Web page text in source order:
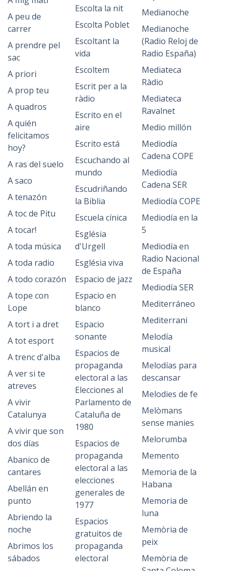
A peu de
carrer
A prendre pel
sac
A priori
A prop teu
A quadros
A quién
felicitamos
hoy?
A ras del suelo
A saco
A tenazón
A toc de Pitu
A tocar!
A toda música
A toda radio
A todo corazón
A tope con
Lope
A tort i a dret
A tot esport
A trenc d'alba
A ver si te
atreves
A vivir
Catalunya
A vivir que son
dos días
Abanico de
cantares
Abellán en
punto
Abriendo la
noche
Abrimos los
sábados
Escolta la nit
Escolta Poblet
Escoltant la
vida
Escoltem
Escrit per a la
ràdio
Escrito en el
aire
Escrito está
Escuchando al
mundo
Escudriñando
la Biblia
Escuela cínica
Església
d'Urgell
Església viva
Espacio de jazz
Espacio en
blanco
Espacio
sonante
Espacios de
propaganda
electoral a las
Elecciones al
Parlamento de
Cataluña de
1980
Espacios de
propaganda
electoral a las
elecciones
generales de
1977
Espacios
gratuitos de
propaganda
electoral
Medianoche
Medianoche
(Radio Reloj de
Radio España)
Mediateca
Ràdio
Mediateca
Ravalnet
Medio millón
Mediodía
Cadena COPE
Mediodía
Cadena SER
Mediodía COPE
Mediodía en la
5
Mediodía en
Radio Nacional
de España
Mediodía SER
Mediterráneo
Mediterrani
Melodía
musical
Melodías para
descansar
Melodies de fe
Melòmans
sense manies
Melorumba
Memento
Memoria de la
Habana
Memoria de
luna
Memòria de
peix
Memòria de